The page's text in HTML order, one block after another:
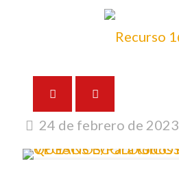
24 de febrero de 2023